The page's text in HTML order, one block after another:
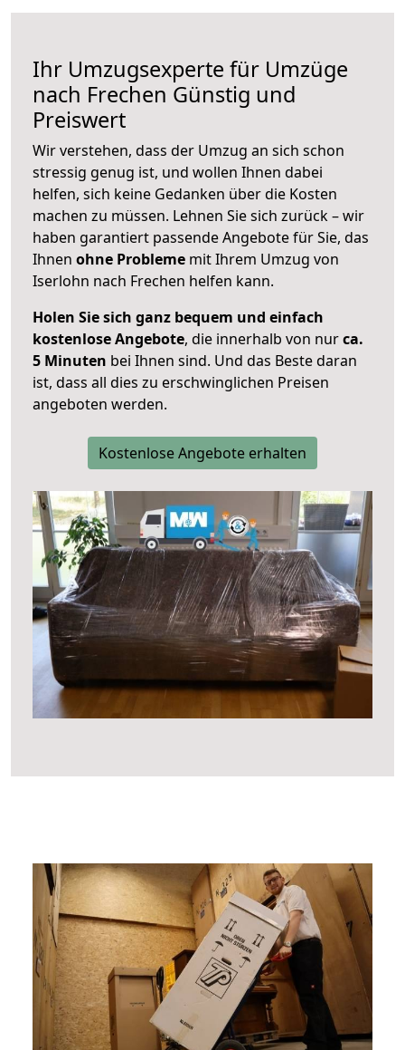
Ihr Umzugsexperte für Umzüge
nach Frechen Günstig und
Preiswert
Wir verstehen, dass der Umzug an sich schon
stressig genug ist, und wollen Ihnen dabei
helfen, sich keine Gedanken über die Kosten
machen zu müssen. Lehnen Sie sich zurück – wir
haben garantiert passende Angebote für Sie, das
Ihnen ohne Probleme mit Ihrem Umzug von
Iserlohn nach Frechen helfen kann.
Holen Sie sich ganz bequem und einfach
kostenlose Angebote, die innerhalb von nurca.
5 Minuten bei Ihnen sind. Und das Beste daran
ist, dass all dies zu erschwinglichen Preisen
angeboten werden.
Kostenlose Angebote erhalten